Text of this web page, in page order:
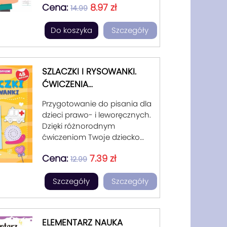
poszczególnych liter, sylab,
pisania wyrazów i
zapisywania całych zdań.
pisania - od szlaczków przez
litery, dwuznaki, sylaby,
wyrazy, po pisanie pełnych
zdań
ćwiczenia czy łamigłówki w
atrakcyjnej formie zachęcą
dziecko do ćwiczenia sztuki
czytania i pisania.
Cena: 14.998.97 zł
Do koszyka Szczegóły
SZLACZKI I RYSOWANKI.
ĆWICZENIA
ZESZYT ŻÓŁTY.
Przygotowanie do pisania dla
dzieci prawo- i leworęcznych.
Dzięki różnorodnym
ćwiczeniom Twoje dziecko
rysowanie po śladzie, łączenie
elementów linią, łączenie
kropek, uzupełnianie obrazka,
kolorowanie elementów.
Cena: 12.997.39 zł
Szczegóły Szczegóły
ELEMENTARZ NAUKA